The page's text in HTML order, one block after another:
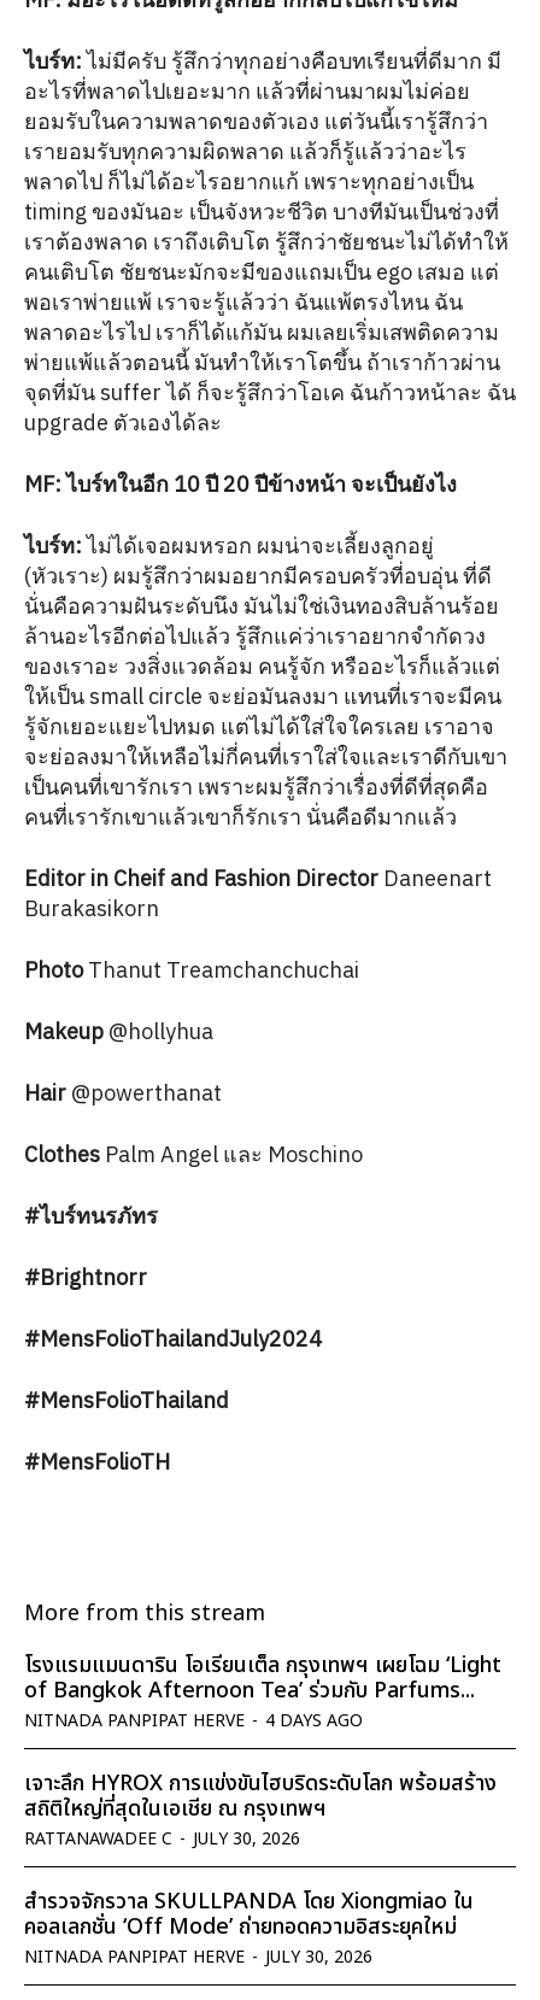
ไบร์ท:ไม่มีครับ รู้สึกว่าทุกอย่างคือบทเรียนที่ดีมาก มี
อะไรที่พลาดไปเยอะมาก แล้วที่ผ่านมาผมไม่ค่อย
ยอมรับในความพลาดของตัวเอง แต่วันนี้เรารู้สึกว่า
เรายอมรับทุกความผิดพลาด แล้วก็รู้แล้วว่าอะไร
พลาดไป ก็ไม่ได้อะไรอยากแก้ เพราะทุกอย่างเป็น
timing ของมันอะ เป็นจังหวะชีวิต บางทีมันเป็นช่วงที่
เราต้องพลาด เราถึงเติบโต รู้สึกว่าชัยชนะไม่ได้ทำให้
คนเติบโต ชัยชนะมักจะมีของแถมเป็น ego เสมอ แต่
พอเราพ่ายแพ้ เราจะรู้แล้วว่า ฉันแพ้ตรงไหน ฉัน
พลาดอะไรไป เราก็ได้แก้มัน ผมเลยเริ่มเสพติดความ
พ่ายแพ้แล้วตอนนี้ มันทำให้เราโตขึ้น ถ้าเราก้าวผ่าน
จุดที่มัน suffer ได้ ก็จะรู้สึกว่าโอเค ฉันก้าวหน้าละ ฉัน
upgrade ตัวเองได้ละ
MF: ไบร์ทในอีก 10 ปี 20 ปีข้างหน้า จะเป็นยังไง
ไบร์ท:ไม่ได้เจอผมหรอก ผมน่าจะเลี้ยงลูกอยู่
(หัวเราะ) ผมรู้สึกว่าผมอยากมีครอบครัวที่อบอุ่น ที่ดี
นั่นคือความฝันระดับนึง มันไม่ใช่เงินทองสิบล้านร้อย
ล้านอะไรอีกต่อไปแล้ว รู้สึกแค่ว่าเราอยากจำกัดวง
ของเราอะ วงสิ่งแวดล้อม คนรู้จัก หรืออะไรก็แล้วแต่
ให้เป็น small circle จะย่อมันลงมา แทนที่เราจะมีคน
รู้จักเยอะแยะไปหมด แต่ไม่ได้ใส่ใจใครเลย เราอาจ
จะย่อลงมาให้เหลือไม่กี่คนที่เราใส่ใจและเราดีกับเขา
เป็นคนที่เขารักเรา เพราะผมรู้สึกว่าเรื่องที่ดีที่สุดคือ
คนที่เรารักเขาแล้วเขาก็รักเรา นั่นคือดีมากแล้ว
Editor in Cheif and Fashion Director Daneenart
Burakasikorn
PhotoThanut Treamchanchuchai
Makeup @hollyhua
Hair @powerthanat
Clothes Palm Angel และ Moschino
#ไบร์ทนรภัทร
#Brightnorr
#MensFolioThailandJuly2024
#MensFolioThailand
#MensFolioTH
More from this stream
โรงแรมแมนดาริน โอเรียนเต็ล กรุงเทพฯ เผยโฉม ‘Light
of Bangkok Afternoon Tea’ ร่วมกับ Parfums...
NITNADA PANPIPAT HERVE - 4 DAYS AGO
เจาะลึก HYROX การแข่งขันไฮบริดระดับโลก พร้อมสร้าง
สถิติใหญ่ที่สุดในเอเชีย ณ กรุงเทพฯ
RATTANAWADEE C - JULY 30, 2026
สำรวจจักรวาล SKULLPANDA โดย Xiongmiao ใน
คอลเลกชั่น ‘Off Mode’ ถ่ายทอดความอิสระยุคใหม่
NITNADA PANPIPAT HERVE - JULY 30, 2026